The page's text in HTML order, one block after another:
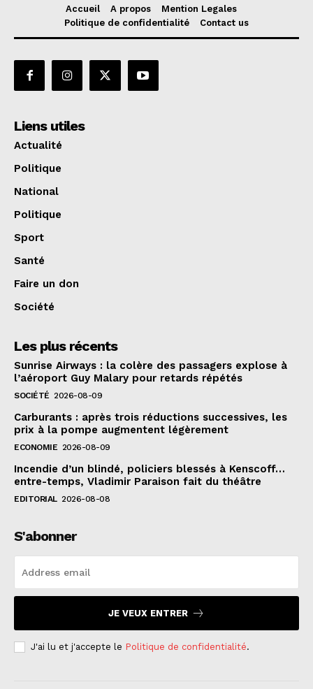
Accueil A propos
Mention Legales
Politique de confidentialité
Contact us
Liens utiles
Actualité
Politique
National
Politique
Sport
Santé
Faire un don
Société
Les plus récents
Sunrise Airways : la colère des passagers explose à
l’aéroport Guy Malary pour retards répétés
SOCIÉTÉ 2026-08-09
Carburants : après trois réductions successives, les
prix à la pompe augmentent légèrement
ECONOMIE 2026-08-09
Incendie d’un blindé, policiers blessés à Kenscoff…
entre-temps, Vladimir Paraison fait du théâtre
EDITORIAL 2026-08-08
S'abonner
JE VEUX ENTRER
J'ai lu et j'accepte le Politique de confidentialité.